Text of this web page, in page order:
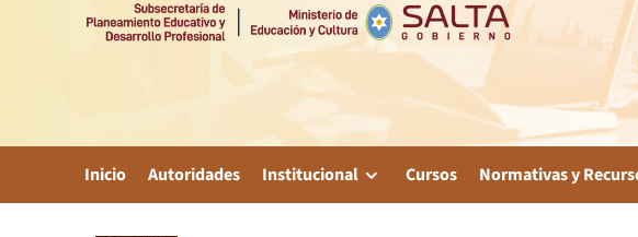
Inicio Autoridades Institucional Cursos Normativas y